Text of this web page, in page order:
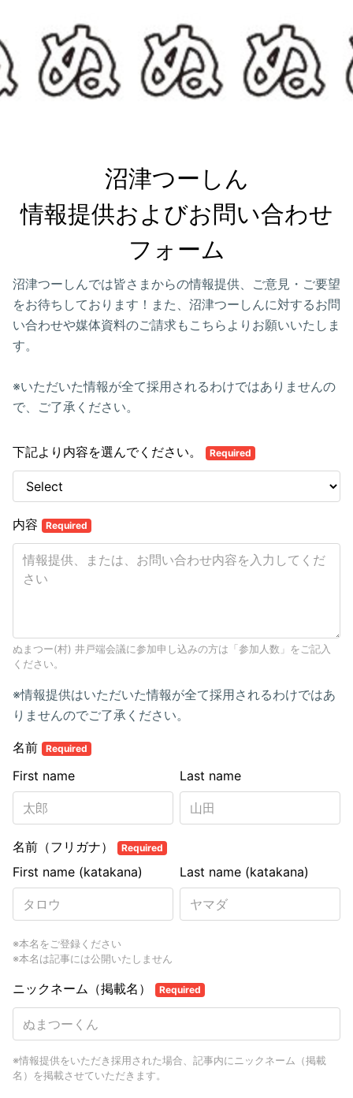
沼津つーしん
情報提供およびお問い合わせ
フォーム
沼津つーしんでは皆さまからの情報提供、ご意見・ご要望
をお待ちしております！また、沼津つーしんに対するお問
い合わせや媒体資料のご請求もこちらよりお願いいたしま
す。
※いただいた情報が全て採用されるわけではありませんの
で、ご了承ください。
下記より内容を選んでください。 Required
内容 Required
ぬまつー(村) 井戸端会議に参加申し込みの方は「参加人数」をご記入
ください。
※情報提供はいただいた情報が全て採用されるわけではあ
りませんのでご了承ください。
名前 Required
Last name
First name
名前（フリガナ） Required
Last name (katakana)
First name (katakana)
※本名をご登録ください
※本名は記事には公開いたしません
ニックネーム（掲載名） Required
※情報提供をいただき採用された場合、記事内にニックネーム（掲載
名）を掲載させていただきます。